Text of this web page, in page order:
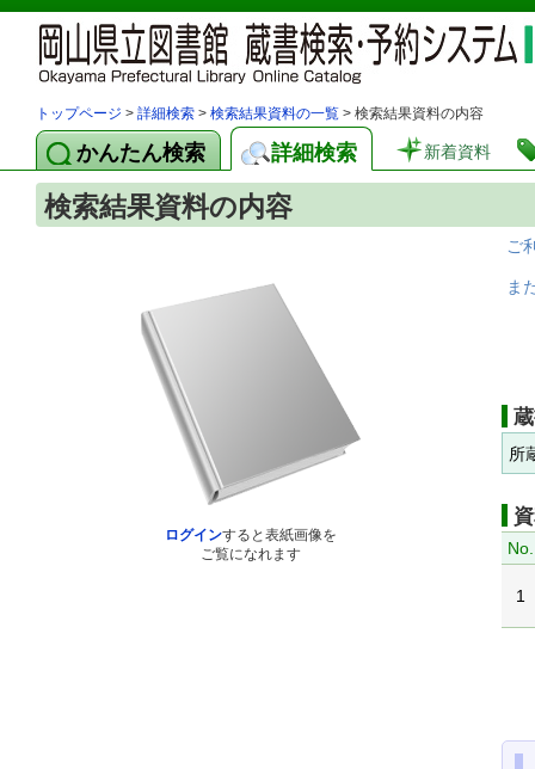
トップページ > 詳細検索 > 検索結果資料の一覧 > 検索結果資料の内容
かんたん検索 詳細検索 新着資料
検索結果資料の内容
ログインすると表紙画像を
ご覧になれます
ご
ま
所
No.
1